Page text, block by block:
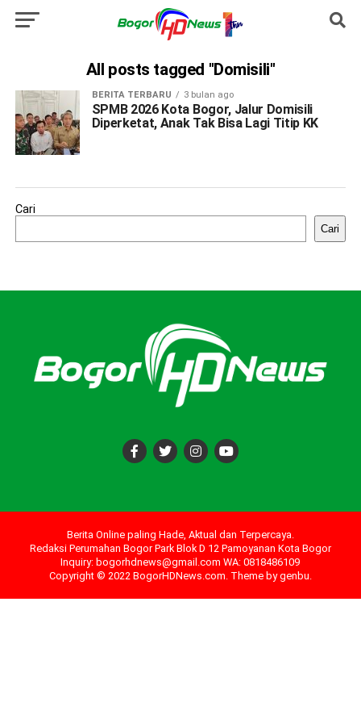
All posts tagged "Domisili"
BERITA TERBARU 3 bulan ago
SPMB 2026 Kota Bogor, Jalur Domisili
Diperketat, Anak Tak Bisa Lagi Titip KK
Cari
Cari
Berita Online paling Hade, Aktual dan Terpercaya.
Redaksi Perumahan Bogor Park Blok D 12 Pamoyanan Kota Bogor
Inquiry: bogorhdnews@gmail.com WA: 0818486109
Copyright © 2022 BogorHDNews.com. Theme bygenbu